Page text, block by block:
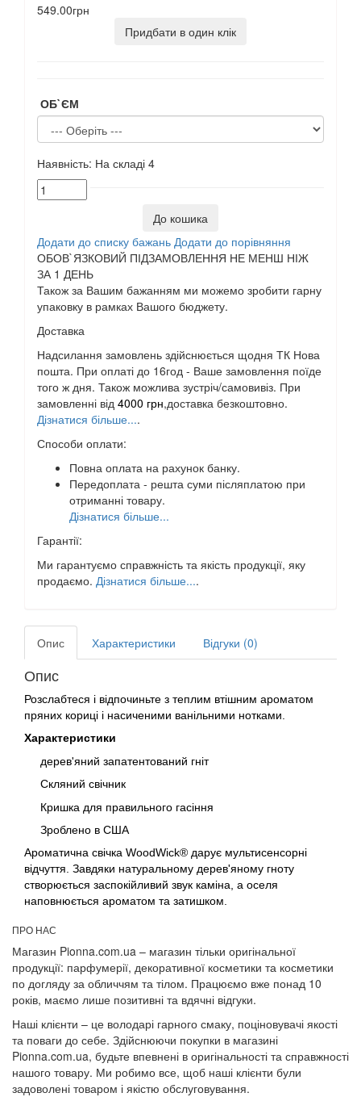
549.00грн
Придбати в один клік
ОБ`ЄМ
Наявність: На складі 4
До кошика
Додати до списку бажань Додати до порівняння
ОБОВ`ЯЗКОВИЙ ПІДЗАМОВЛЕННЯ НЕ МЕНШ НІЖ
ЗА 1 ДЕНЬ
Також за Вашим бажанням ми можемо зробити гарну
упаковку в рамках Вашого бюджету.
Доставка
Надсилання замовлень здійснюється щодня ТК Нова
пошта. При оплаті до 16год - Ваше замовлення поїде
того ж дня. Також можлива зустріч/самовивіз. При
замовленні від 4000 грн,доставка безкоштовно.
Дізнатися більше....
Способи оплати:
Повна оплата на рахунок банку.
Передоплата - решта суми післяплатою при
отриманні товару.
Дізнатися більше...
Гарантії:
Ми гарантуємо справжність та якість продукції, яку
продаємо. Дізнатися більше....
Опис Характеристики Відгуки (0)
Опис
Розслабтеся і відпочиньте з теплим втішним ароматом
пряних кориці і насиченими ванільними нотками.
Характеристики
дерев'яний запатентований гніт
Скляний свічник
Кришка для правильного гасіння
Зроблено в США
Ароматична свічка WoodWick® дарує мультисенсорні
відчуття. Завдяки натуральному дерев'яному гноту
створюється заспокійливий звук каміна, а оселя
наповнюється ароматом та затишком.
ПРО НАС
Магазин Pionna.com.ua – магазин тільки оригінальної
продукції: парфумерії, декоративної косметики та косметики
по догляду за обличчям та тілом. Працюємо вже понад 10
років, маємо лише позитивні та вдячні відгуки.
Наші клієнти – це володарі гарного смаку, поціновувачі якості
та поваги до себе. Здійснюючи покупки в магазині
Pionna.com.ua, будьте впевнені в оригінальності та справжності
нашого товару. Ми робимо все, щоб наші клієнти були
задоволені товаром і якістю обслуговування.